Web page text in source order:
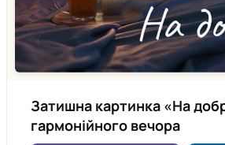
Затишна картинка «На
гармонійного вечора